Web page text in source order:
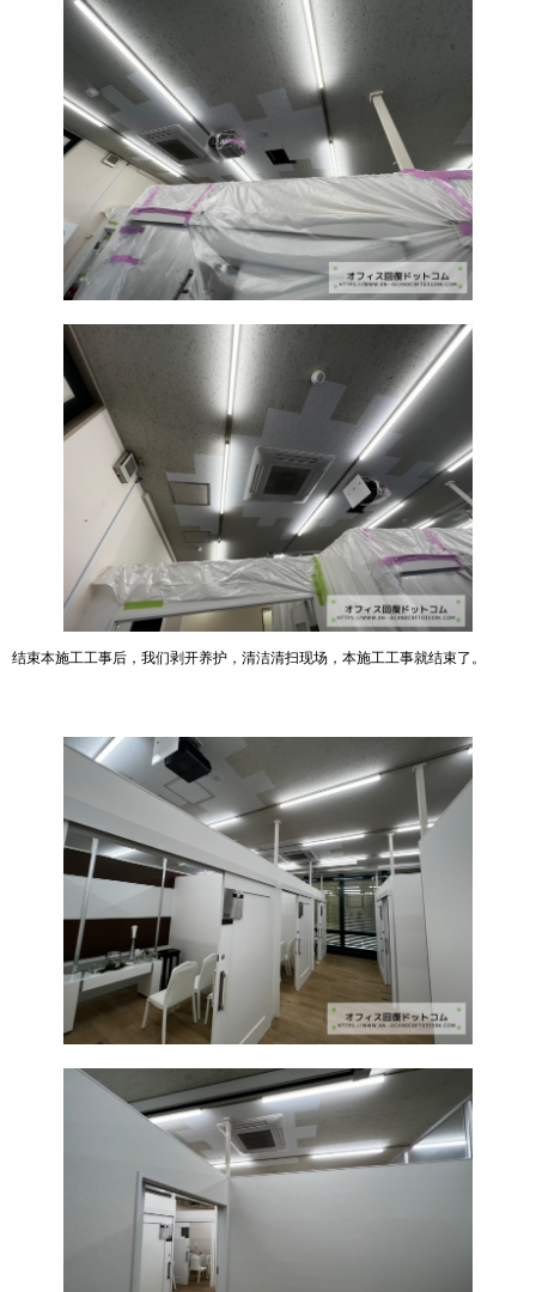
结束本施工工事后，我们剥开养护，清洁清扫现场，本施工工事就结束了。